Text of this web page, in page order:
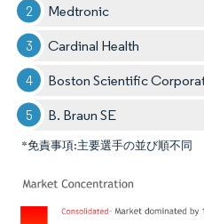
Medtronic
Cardinal Health
Boston Scientific
B. Braun SE
*免責事項:主要選手の並び順不同